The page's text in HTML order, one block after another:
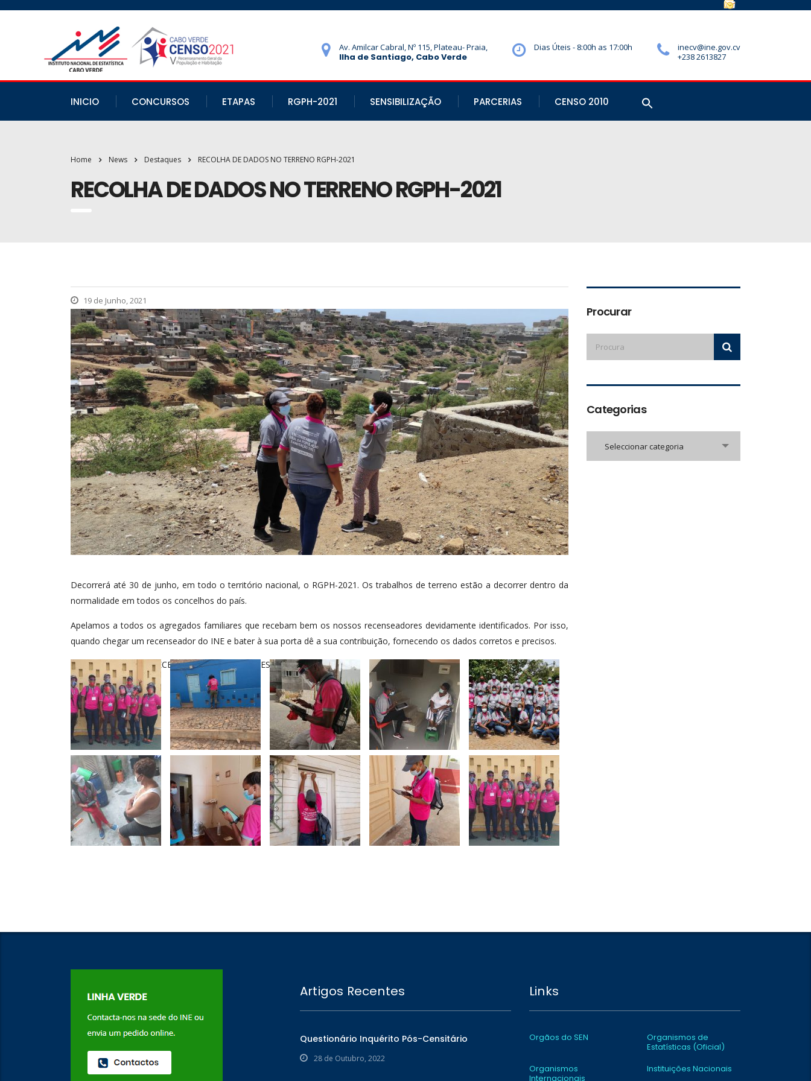
inecv@ine.gov.cv
+238 2613827
Dias Úteis - 8:00h as 17:00h
Av. Amilcar Cabral, Nº 115, Plateau- Praia,
Ilha de Santiago, Cabo Verde
INICIO CONCURSOS ETAPAS RGPH-2021 SENSIBILIZAÇÃO PARCERIAS CENSO 2010
Home News Destaques RECOLHA DE DADOS NO TERRENO RGPH-2021
RECOLHA DE DADOS NO TERRENO RGPH-2021
19 de Junho, 2021
Decorrerá até 30 de junho, em todo o território nacional, o RGPH-2021. Os trabalhos de terreno estão a decorrer dentro da
normalidade em todos os concelhos do país.
Apelamos a todos os agregados familiares que recebam bem os nossos recenseadores devidamente identificados. Por isso,
quando chegar um recenseador do INE e bater à sua porta dê a sua contribuição, fornecendo os dados corretos e precisos.
CONTAR PARA CONHECER, CONHECER PARA DESENVOLVER
Procurar
Categorias
Seleccionar categoria
Artigos Recentes
Questionário Inquérito Pós-Censitário
28 de Outubro, 2022
Links
Orgãos do SEN
Organismos de
Estatísticas (Oficial)
Organismos
Internacionais
Instituições Nacionais